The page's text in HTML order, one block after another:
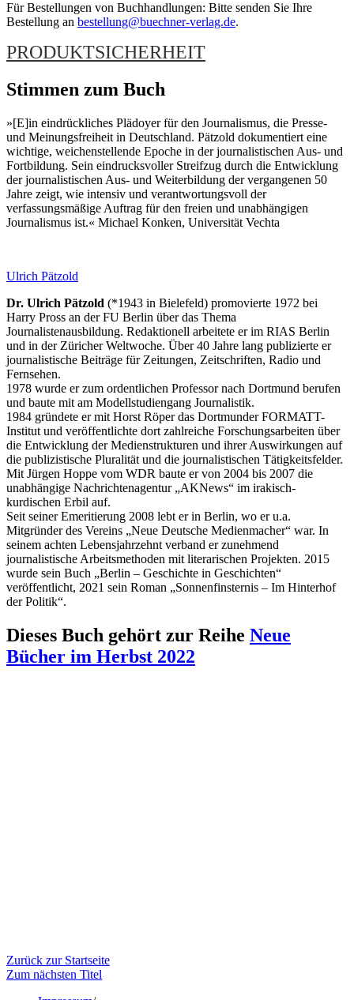
Für Bestellungen von Buchhandlungen: Bitte senden Sie Ihre
Bestellung an bestellung@buechner-verlag.de.
PRODUKTSICHERHEIT
Stimmen zum Buch
»[E]in eindrückliches Plädoyer für den Journalismus, die Presse-
und Meinungsfreiheit in Deutschland. Pätzold dokumentiert eine
wichtige, weichenstellende Epoche in der journalistischen Aus- und
Fortbildung. Sein eindrucksvoller Streifzug durch die Entwicklung
der journalistischen Aus- und Weiterbildung der vergangenen 50
Jahre zeigt, wie intensiv und verantwortungsvoll der
verfassungsmäßige Auftrag für den freien und unabhängigen
Journalismus ist.« Michael Konken, Universität Vechta
Ulrich Pätzold
Dr. Ulrich Pätzold (*1943 in Bielefeld) promovierte 1972 bei
Harry Pross an der FU Berlin über das Thema
Journalistenausbildung. Redaktionell arbeitete er im RIAS Berlin
und in der Züricher Weltwoche. Über 40 Jahre lang publizierte er
journalistische Beiträge für Zeitungen, Zeitschriften, Radio und
Fernsehen.
1978 wurde er zum ordentlichen Professor nach Dortmund berufen
und baute mit am Modellstudiengang Journalistik.
1984 gründete er mit Horst Röper das Dortmunder FORMATT-
Institut und veröffentlichte dort zahlreiche Forschungsarbeiten über
die Entwicklung der Medienstrukturen und ihrer Auswirkungen auf
die publizistische Pluralität und die journalistischen Tätigkeitsfelder.
Mit Jürgen Hoppe vom WDR baute er von 2004 bis 2007 die
unabhängige Nachrichtenagentur „AKNews“ im irakisch-
kurdischen Erbil auf.
Seit seiner Emeritierung 2008 lebt er in Berlin, wo er u.a.
Mitgründer des Vereins „Neue Deutsche Medienmacher“ war. In
seinem achten Lebensjahrzehnt verband er zunehmend
journalistische Arbeitsmethoden mit literarischen Projekten. 2015
wurde sein Buch „Berlin – Geschichte in Geschichten“
veröffentlicht, 2021 sein Roman „Sonnenfinsternis – Im Hinterhof
der Politik“.
Dieses Buch gehört zur Reihe Neue
Bücher im Herbst 2022
Zurück zur Startseite
Zum nächsten Titel